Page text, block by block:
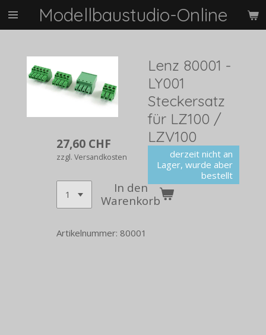
Zum
HauptinhaltModellbaustudio-Online
Lenz 80001 -
LY001
Steckersatz
für LZ100 /
LZV100
derzeit nicht an
Lager, wurde aber
bestellt
27,60 CHF
zzgl. Versandkosten
In den
Warenkorb
Artikelnummer: 80001